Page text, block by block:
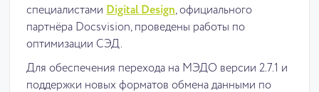
специалистами Digital Design, официального
партнёра Docsvision, проведены работы по
оптимизации СЭД.
Для обеспечения перехода на МЭДО версии 2.7.1 и
поддержки новых форматов обмена данными по